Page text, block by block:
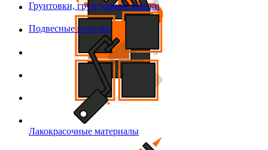
Грунтовки, грунтующие краски
Подвесные потолки
Лакокрасочные материалы